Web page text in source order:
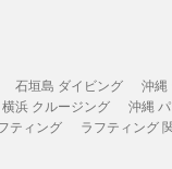
石垣島 ダイビング
沖縄
横浜 クルージング
沖縄
ティング ラフティング